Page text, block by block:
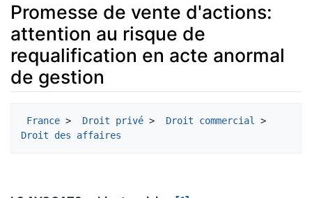
Promesse de vente d'actions:
attention au risque de
requalification en acte anormal
de gestion
France > Droit privé > Droit commercial
Droit des affaires